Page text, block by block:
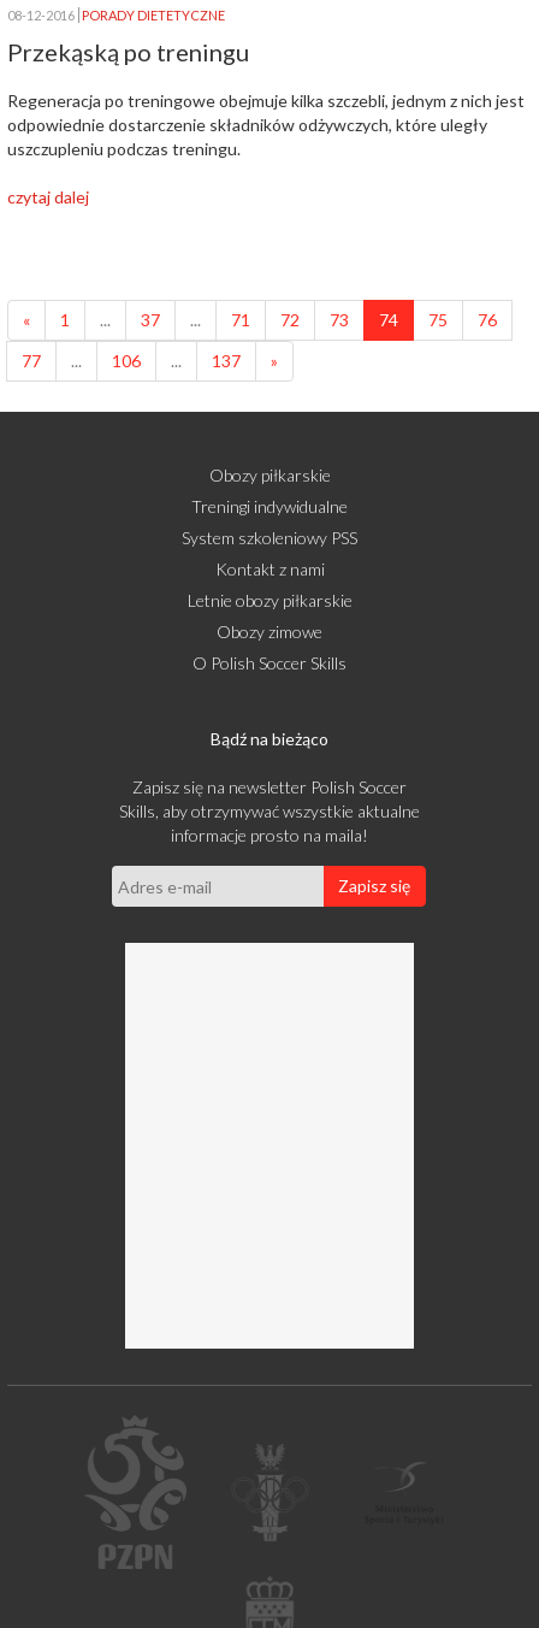
08-12-2016 PORADY DIETETYCZNE
Przekąską po treningu
Regeneracja po treningowe obejmuje kilka szczebli, jednym z nich jest
odpowiednie dostarczenie składników odżywczych, które uległy
uszczupleniu podczas treningu.
czytaj dalej
« 1 ... 37 ... 71 72 73 74 75
76
77
... 106 ... 137 »
Obozy piłkarskie
Treningi indywidualne
System szkoleniowy PSS
Kontakt z nami
Letnie obozy piłkarskie
Obozy zimowe
O Polish Soccer Skills
Bądź na bieżąco
Zapisz się na newsletter Polish Soccer
Skills, aby otrzymywać wszystkie aktualne
informacje prosto na maila!
Zapisz się